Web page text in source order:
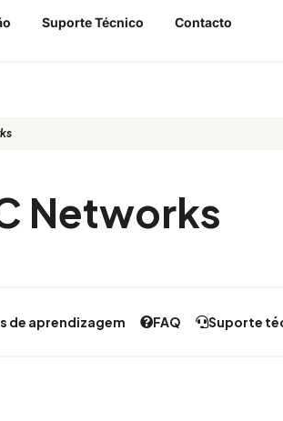
Suporte Técnico
Contacto
Networks
de aprendizagem FAQ Suporte